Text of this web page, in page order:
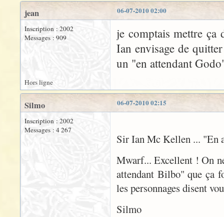
06-07-2010 02:00
jean
Inscription : 2002
Messages : 909
je comptais mettre ça
Ian envisage de
un "en attendant
Hors ligne
06-07-2010 02:15
Silmo
Inscription : 2002
Messages : 4 267
Sir Ian Mc Kellen ... "En
Mwarf... Excellent ! On
attendant Bilbo" que ça
les personnages disent
Silmo